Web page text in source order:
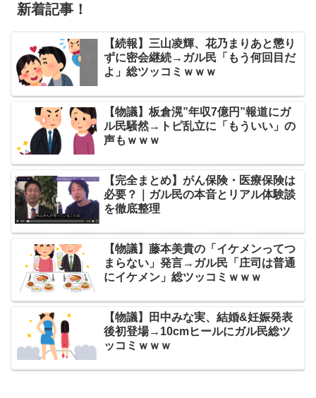
新着記事！
【続報】三山凌輝、花乃まりあと懲り
ずに密会継続→ガル民「もう何回目だ
よ」総ツッコミｗｗｗ
【物議】板倉滉”年収7億円”報道にガ
ル民騒然→トピ乱立に「もういい」の
声もｗｗｗ
【完全まとめ】がん保険・医療保険は
必要？｜ガル民の本音とリアル体験談
を徹底整理
【物議】藤本美貴の「イケメンってつ
まらない」発言→ガル民「庄司は普通
にイケメン」総ツッコミｗｗｗ
【物議】田中みな実、結婚&妊娠発表
後初登場→10cmヒールにガル民総ツ
ッコミｗｗｗ